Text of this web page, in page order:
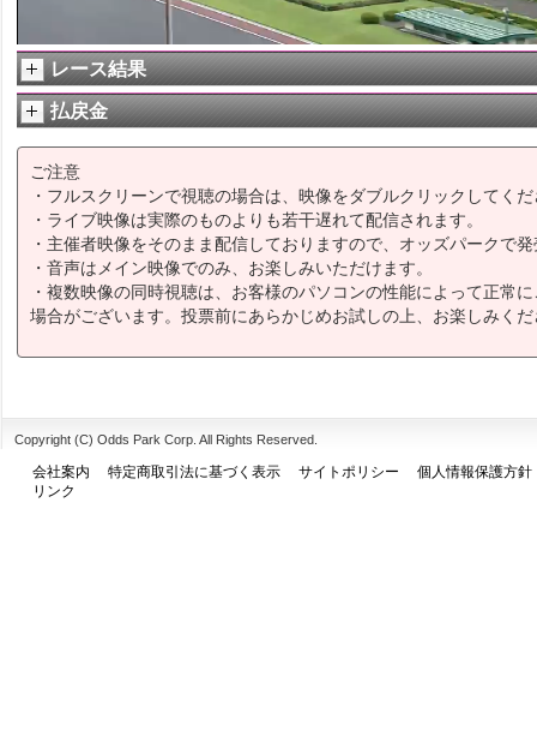
レース結果
払戻金
ご注意
・フルスクリーンで視聴の場合は、映像をダブルクリックしてく
・ライブ映像は実際のものよりも若干遅れて配信されます。
・主催者映像をそのまま配信しておりますので、オッズパークで
・音声はメイン映像でのみ、お楽しみいただけます。
・複数映像の同時視聴は、お客様のパソコンの性能によって正常
場合がございます。投票前にあらかじめお試しの上、お楽しみく
Copyright (C) Odds Park Corp. All Rights Reserved.
会社案内 特定商取引法に基づく表示 サイトポリシー
個人情報保護方針
リンク